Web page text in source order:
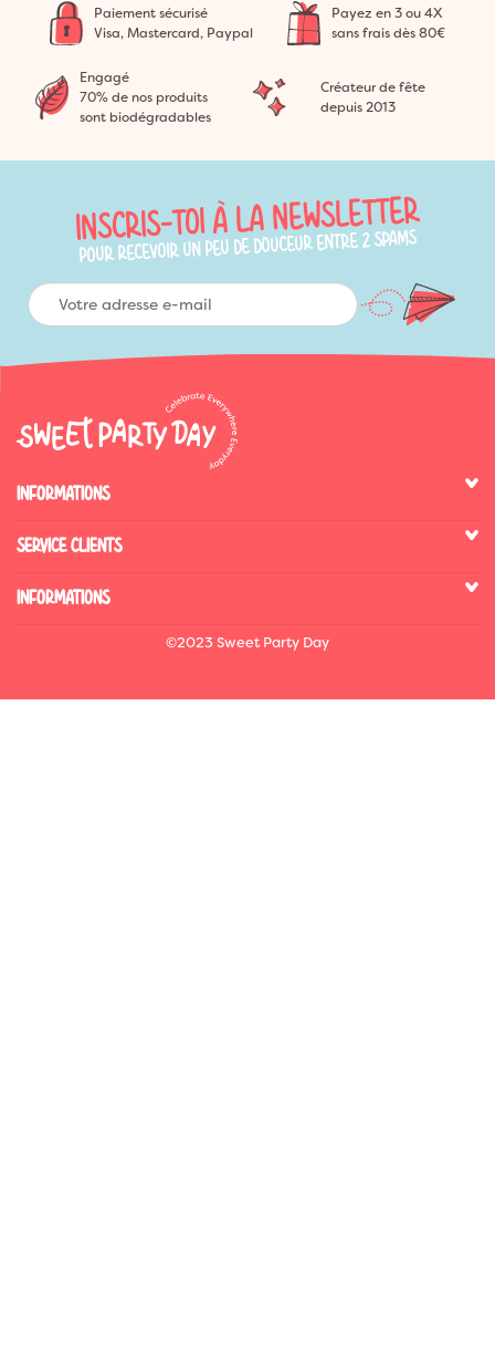
Paiement sécurisé
Visa, Mastercard, Paypal
Payez en 3 ou 4X
sans frais dès 80€
Engagé
70% de nos produits
sont biodégradables
Créateur de fête
depuis 2013
INSCRIS-TOI À LA NEWSLETTER
POUR RECEVOIR UN PEU DE DOUCEUR ENTRE 2 SPAMS
INFORMATIONS
SERVICE CLIENTS
INFORMATIONS
©2023 Sweet Party Day